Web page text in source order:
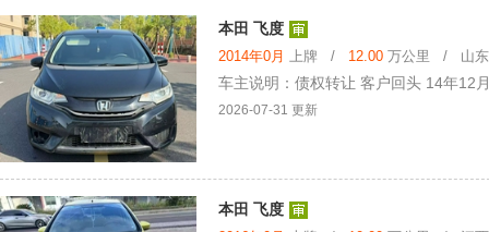
本田 飞度
2014年0月 上牌 / 12.00 万公里 / 山东
车主说明：债权转让 客户回头 14年12
2026-07-31 更新
本田 飞度